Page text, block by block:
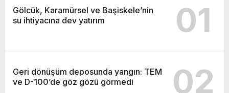
Gölcük, Karamürsel ve Başiskele’nin
su ihtiyacına dev yatırım
01
Geri dönüşüm deposunda yangın: TEM
ve D-100’de göz gözü görmedi
02